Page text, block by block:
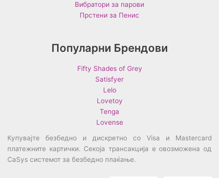
Вибратори за парови
Прстени за Пенис
Популарни Брендови
Fifty Shades of Grey
Satisfyer
Lelo
Lovetoy
Tenga
Lovense
Купувајте безбедно и дискретно со Visa и Mastercard
платежните картички. Секоја трансакција е овозможена од
CaSys системот за безбедно плаќање.